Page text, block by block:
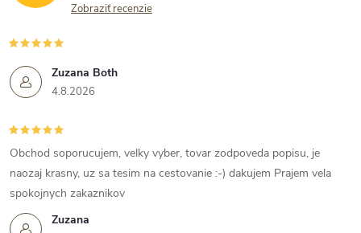
Zobraziť recenzie
Zuzana Both
4.8.2026
Zuzana
Obchod soporucujem, velky vyber, tovar zodpoveda popisu, je
naozaj krasny, uz sa tesim na cestovanie :-) dakujem Prajem vela
spokojnych zakaznikov